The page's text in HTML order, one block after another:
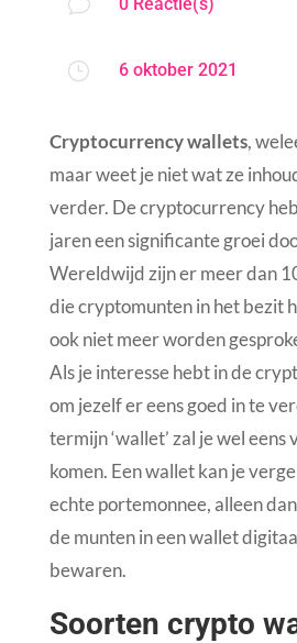
} 6 oktober 2021
Cryptocurrency wallets,
maar weet je niet wat ze
verder. De cryptocurrency
jaren een significante groei
Wereldwijd zijn er meer dan
die cryptomunten in het bezit
ook niet meer worden
Als je interesse hebt in de
om jezelf er eens goed in te
termijn ‘wallet’ zal je wel eens
komen. Een wallet kan je
echte portemonnee, alleen
de munten in een wallet
bewaren.
Soorten crypto